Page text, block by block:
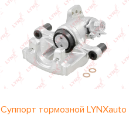
Суппорт тормозной LYNXauto